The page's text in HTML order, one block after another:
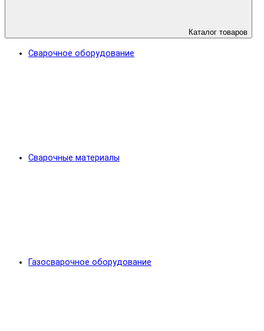
Каталог товаров
Сварочное оборудование
Сварочные материалы
Газосварочное оборудование